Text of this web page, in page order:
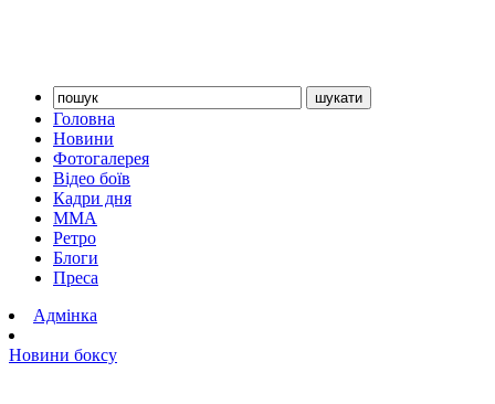
Головна
Новини
Фотогалерея
Відео боїв
Кадри дня
ММА
Ретро
Блоги
Преса
Адмінка
Новини боксу